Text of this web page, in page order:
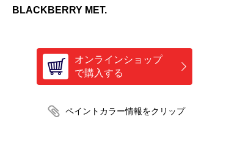
BLACKBERRY MET.
オンラインショップ
で購入する